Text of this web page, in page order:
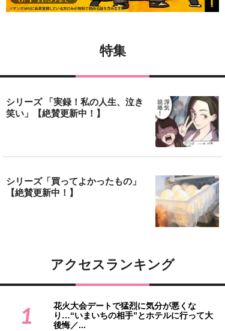
特集
シリーズ 「実録！私の人生、泣き
笑い」【絶賛更新中！】
シリーズ「買ってよかったもの」
【絶賛更新中！】
アクセスランキング
1
花火大会デートで猛烈に気分が悪くな
り…“いまいちの相手”とホテルに行って大
後悔／...